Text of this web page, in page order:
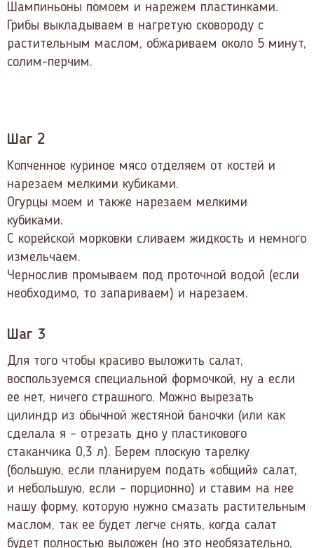
Шампиньоны помоем и нарежем пластинками.
Грибы выкладываем в нагретую сковороду с
растительным маслом, обжариваем около 5 минут,
солим-перчим.
Шаг 2
Копченное куриное мясо отделяем от костей и
нарезаем мелкими кубиками.
Огурцы моем и также нарезаем мелкими
кубиками.
С корейской морковки сливаем жидкость и немного
измельчаем.
Чернослив промываем под проточной водой (если
необходимо, то запариваем) и нарезаем.
Шаг 3
Для того чтобы красиво выложить салат,
воспользуемся специальной формочкой, ну а если
ее нет, ничего страшного. Можно вырезать
цилиндр из обычной жестяной баночки (или как
сделала я – отрезать дно у пластикового
стаканчика 0,3 л). Берем плоскую тарелку
(большую, если планируем подать «общий» салат,
и небольшую, если – порционно) и ставим на нее
нашу форму, которую нужно смазать растительным
маслом, так ее будет легче снять, когда салат
будет полностью выложен (но это необязательно,